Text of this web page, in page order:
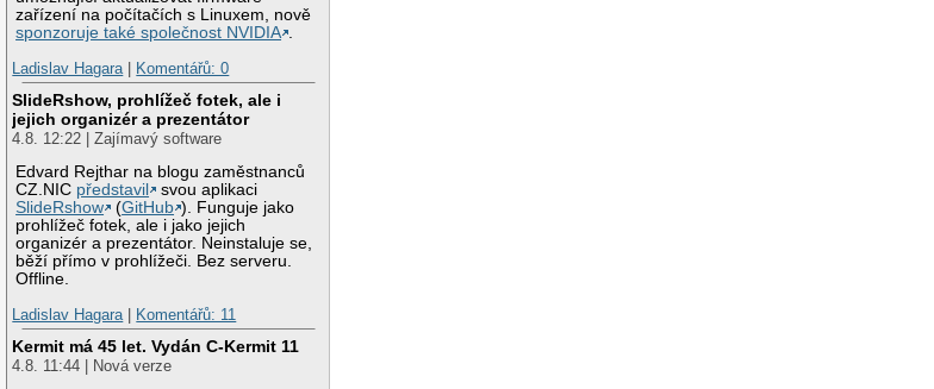
zařízení na počítačích s Linuxem, nově
sponzoruje také společnost NVIDIA .
Ladislav Hagara| Komentářů: 0
SlideRshow, prohlížeč fotek, ale i
jejich organizér a prezentátor
4.8. 12:22 | Zajímavý software
Edvard Rejthar na blogu zaměstnanců
CZ.NIC představil
svou aplikaci
SlideRshow
(GitHub ). Funguje jako
prohlížeč fotek, ale i jako jejich
organizér a prezentátor. Neinstaluje se,
běží přímo v prohlížeči. Bez serveru.
Offline.
Ladislav Hagara| Komentářů: 11
Kermit má 45 let. Vydán C-Kermit 11
4.8. 11:44 | Nová verze